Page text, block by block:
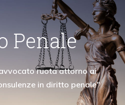
garantendo la
del diritto civile"
Penale -
Militare
Medica -
Civile
Penale
ruota attorno ai
in diritto penale"
"Collaboro con
massima